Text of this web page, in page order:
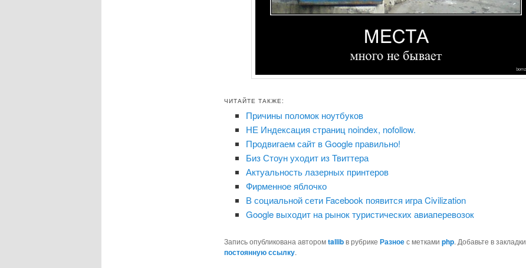
ЧИТАЙТЕ ТАКЖЕ:
Причины поломок ноутбуков
НЕ Индексация страниц noindex, nofollow.
Продвигаем сайт в Google правильно!
Биз Стоун уходит из Твиттера
Актуальность лазерных принтеров
Фирменное яблочко
В социальной сети Facebook появится игра Civilization
Google выходит на рынок туристических авиаперевозок
Запись опубликована авторомtallibв рубрике Разноес метками php. Добавьте в закладки
постоянную ссылку.